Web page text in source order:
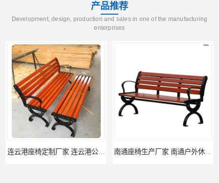
产品推荐
Development, design, production and sales in one of the manufacturing
enterprises
连云港座椅定制厂家 连云港公园座椅制品厂 连云港景区休闲座椅定做价格 南通座椅生产厂家 南通户外休闲椅制品厂 南通公园座椅定制价格